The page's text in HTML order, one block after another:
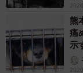
すが、実は、も
す。室内にいる
んちゃんが窓越
熊
痛
示